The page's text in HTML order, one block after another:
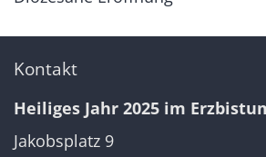
Kontakt
Heiliges Jahr 2025 im
Jakobsplatz 9